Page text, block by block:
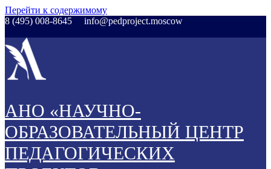
Перейти к содержимому
8 (495) 008-8645
info@pedproject.moscow
АНО «НАУЧНО-
ОБРАЗОВАТЕЛЬНЫЙ ЦЕНТР
ПЕДАГОГИЧЕСКИХ